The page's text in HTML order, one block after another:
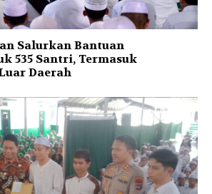
Salurkan Bantuan
535 Santri, Termasuk
Daerah